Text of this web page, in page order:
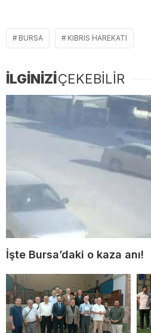
BURSA KIBRIS HAREKATI
İLGİNİZİÇEKEBİLİR
İşte Bursa’daki o kaza anı!